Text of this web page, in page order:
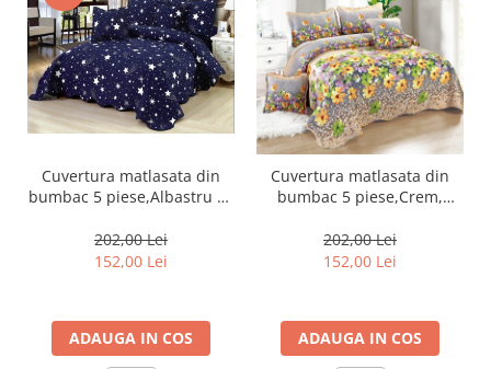
Cuvertura matlasata din
bumbac 5 piese,Albastru cu
202,00 Lei
152,00 Lei
ADAUGA IN COS
Cuvertura matlasata din
bumbac 5 piese,Crem,
202,00 Lei
152,00 Lei
ADAUGA IN COS